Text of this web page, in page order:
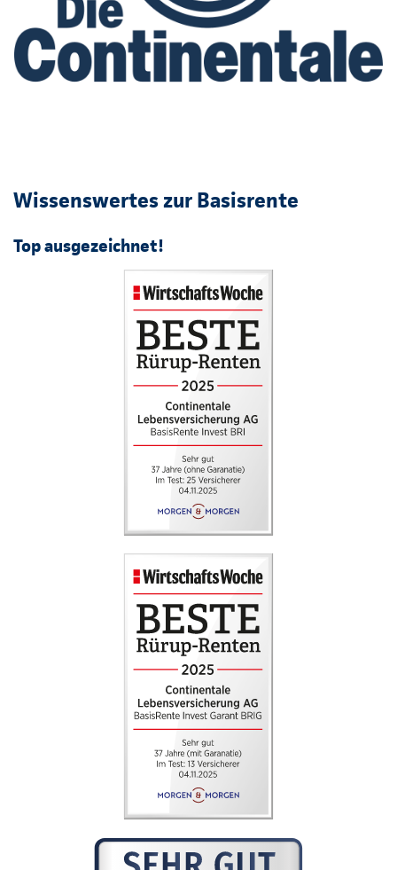
Wissenswertes zur Basisrente
Top ausgezeichnet!